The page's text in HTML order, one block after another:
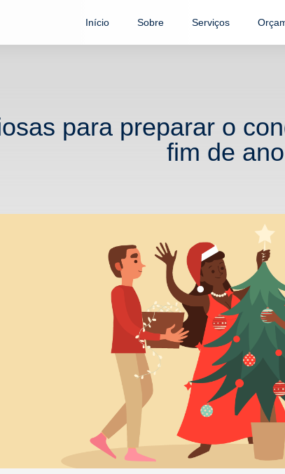
Início Sobre Serviços
para preparar o
fim de ano